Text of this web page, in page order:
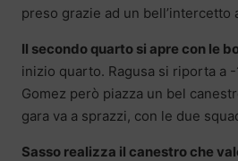
preso grazie ad un
Il secondo quarto si apre con le
inizio quarto. Ragusa si riporta a
Gomez però piazza un bel
gara va a sprazzi, con le due
Sasso realizza il canestro che